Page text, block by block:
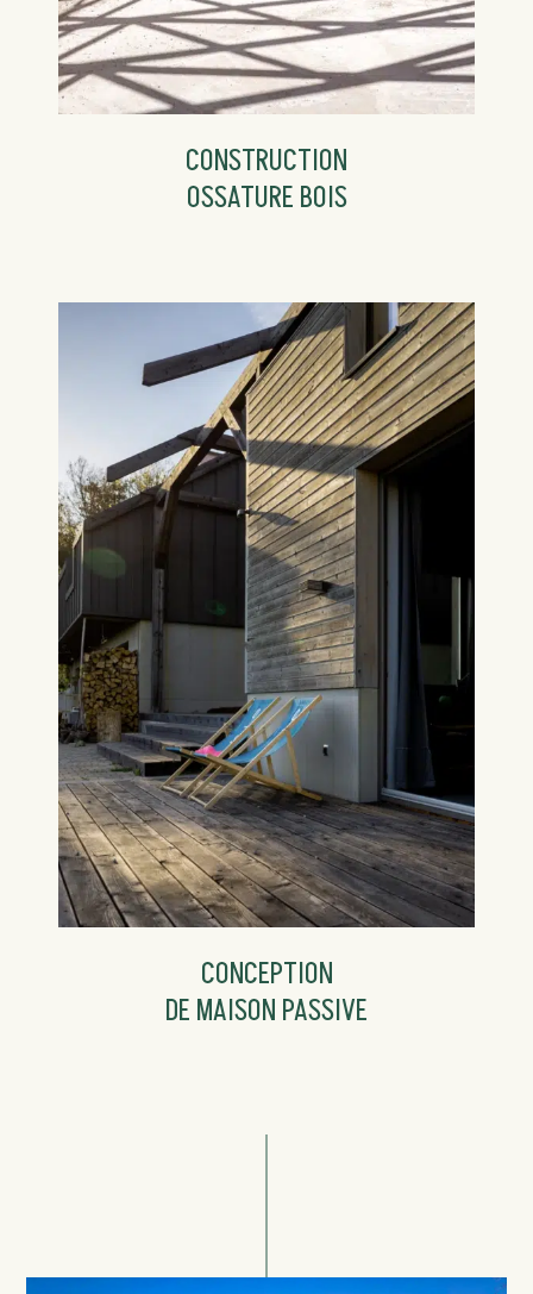
CONSTRUCTION
OSSATURE BOIS
CONCEPTION
DE MAISON PASSIVE